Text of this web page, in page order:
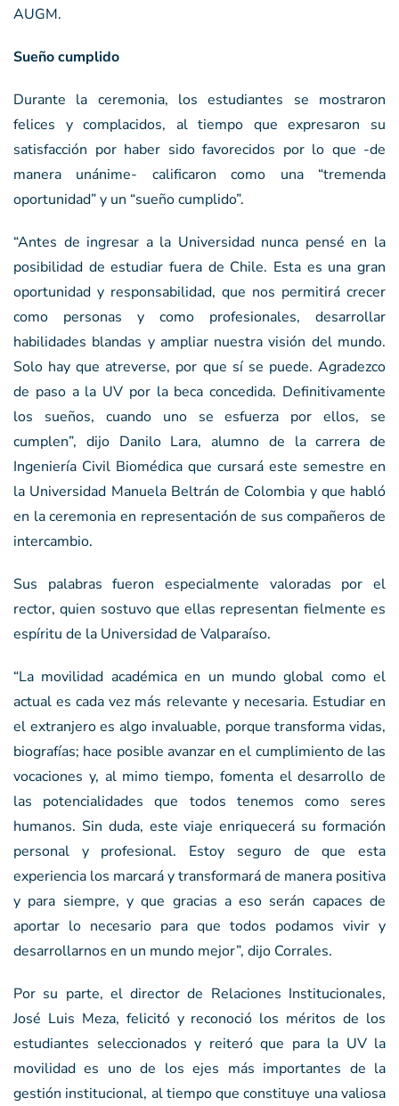
AUGM.
Sueño cumplido
Durante la ceremonia, los estudiantes se mostraron
felices y complacidos, al tiempo que expresaron su
satisfacción por haber sido favorecidos por lo que -de
manera unánime- calificaron como una “tremenda
oportunidad” y un “sueño cumplido”.
“Antes de ingresar a la Universidad nunca pensé en la
posibilidad de estudiar fuera de Chile. Esta es una gran
oportunidad y responsabilidad, que nos permitirá crecer
como personas y como profesionales, desarrollar
habilidades blandas y ampliar nuestra visión del mundo.
Solo hay que atreverse, por que sí se puede. Agradezco
de paso a la UV por la beca concedida. Definitivamente
los sueños, cuando uno se esfuerza por ellos, se
cumplen”, dijo Danilo Lara, alumno de la carrera de
Ingeniería Civil Biomédica que cursará este semestre en
la Universidad Manuela Beltrán de Colombia y que habló
en la ceremonia en representación de sus compañeros de
intercambio.
Sus palabras fueron especialmente valoradas por el
rector, quien sostuvo que ellas representan fielmente es
espíritu de la Universidad de Valparaíso.
“La movilidad académica en un mundo global como el
actual es cada vez más relevante y necesaria. Estudiar en
el extranjero es algo invaluable, porque transforma vidas,
biografías; hace posible avanzar en el cumplimiento de las
vocaciones y, al mimo tiempo, fomenta el desarrollo de
las potencialidades que todos tenemos como seres
humanos. Sin duda, este viaje enriquecerá su formación
personal y profesional. Estoy seguro de que esta
experiencia los marcará y transformará de manera positiva
y para siempre, y que gracias a eso serán capaces de
aportar lo necesario para que todos podamos vivir y
desarrollarnos en un mundo mejor”, dijo Corrales.
Por su parte, el director de Relaciones Institucionales,
José Luis Meza, felicitó y reconoció los méritos de los
estudiantes seleccionados y reiteró que para la UV la
movilidad es uno de los ejes más importantes de la
gestión institucional, al tiempo que constituye una valiosa